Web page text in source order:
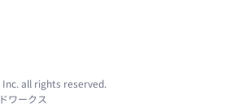
all rights reserved.
ワークス